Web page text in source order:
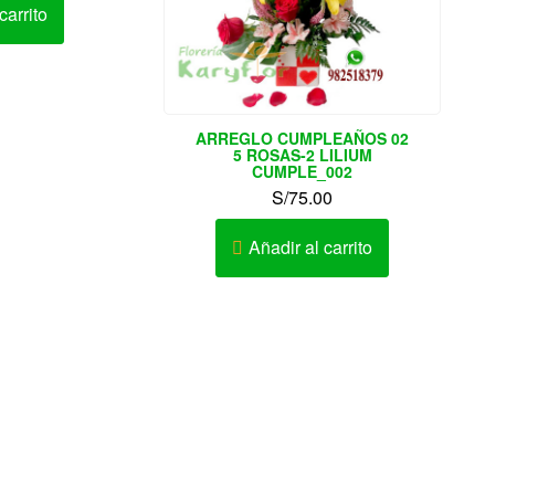
ARREGLO CUMPLEAÑOS 02
5 ROSAS-2 LILIUM
CUMPLE_002
S/75.00
Añadir al carrito